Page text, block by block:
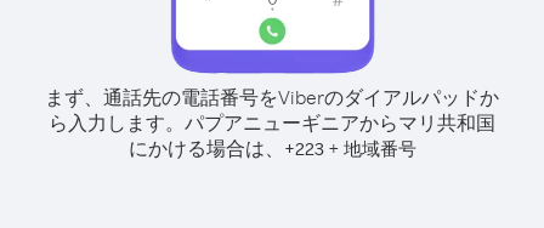
まず、通話先の電話番号をViberのダイアルパッドか
ら入力します。 パプアニューギニアからマリ共和国
にかける場合は、
+223+ 地域番号